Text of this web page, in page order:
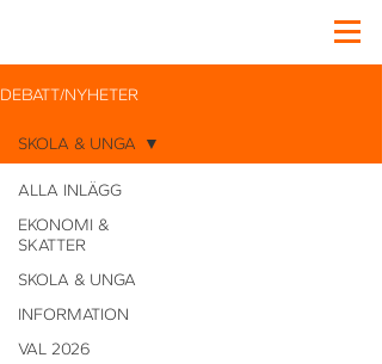
DEBATT/NYHETER
ALLA INLÄGG
EKONOMI &
SKATTER
SKOLA & UNGA
INFORMATION
VAL 2026
SKOLA & UNGA
SKOLA
&
UNGA